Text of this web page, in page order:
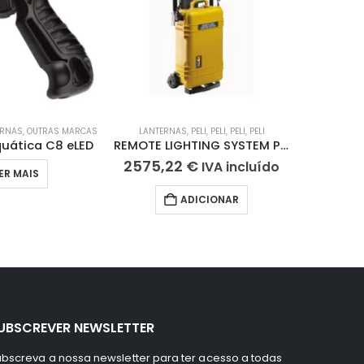
, OUTRAS MARCAS
C8 eLED
MAIS
LANTERNAS, PELI, PELI, PELI, PELI
REMOTE LIGHTING SYSTEM PELI 9460 RS
2575,22 € IVA incluído
ADICIONAR
NEWSLETTER
a nossa newsletter para ter acesso a todas